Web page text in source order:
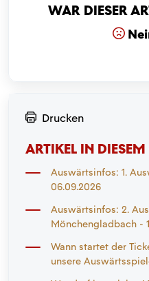
War dieser
Drucken
ARTIKEL IN
Auswärtsinfos: 1.
06.09.2026
Auswärtsinfos: 2.
Mönchengladbach -
Wann startet der
unsere